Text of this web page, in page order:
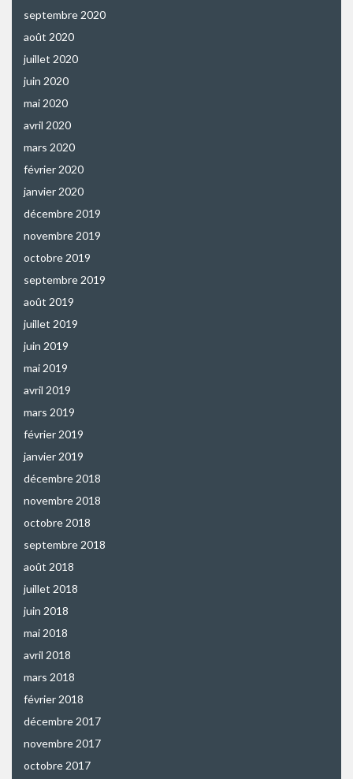
septembre 2020
août 2020
juillet 2020
juin 2020
mai 2020
avril 2020
mars 2020
février 2020
janvier 2020
décembre 2019
novembre 2019
octobre 2019
septembre 2019
août 2019
juillet 2019
juin 2019
mai 2019
avril 2019
mars 2019
février 2019
janvier 2019
décembre 2018
novembre 2018
octobre 2018
septembre 2018
août 2018
juillet 2018
juin 2018
mai 2018
avril 2018
mars 2018
février 2018
décembre 2017
novembre 2017
octobre 2017